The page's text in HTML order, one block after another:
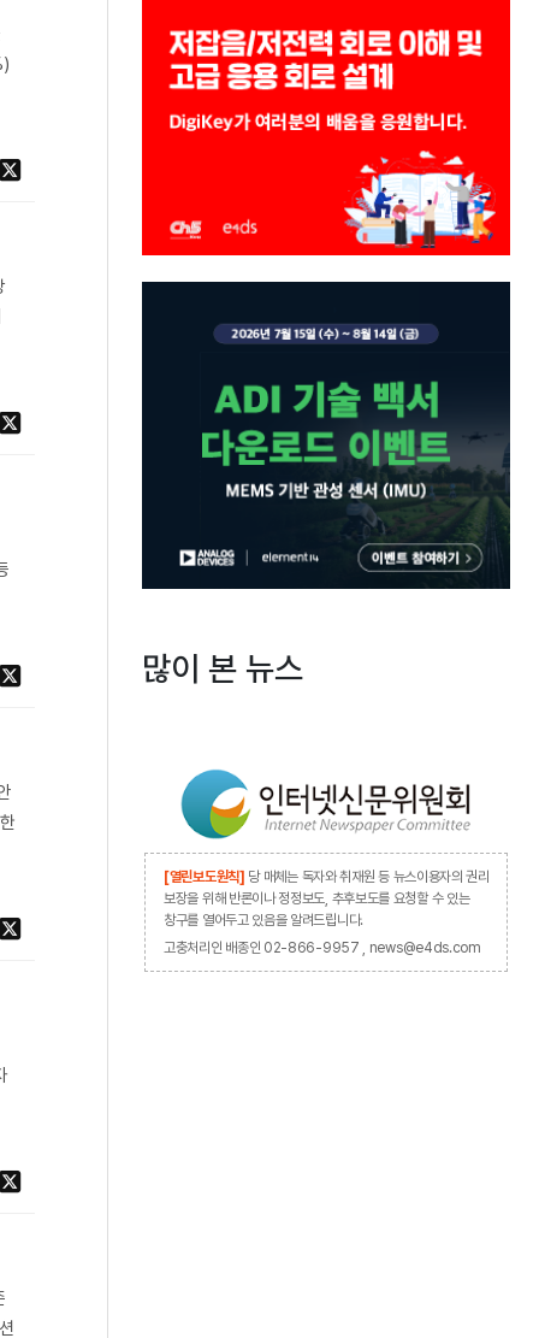
많이 본 뉴스
[열린보도원칙] 당 매체는 독자와 취재원 등 뉴스이용자의 권리
보장을 위해 반론이나 정정보도, 추후보도를 요청할 수 있는
창구를 열어두고 있음을 알려드립니다.
고충처리인 배종인 02-866-9957 , news@e4ds.com